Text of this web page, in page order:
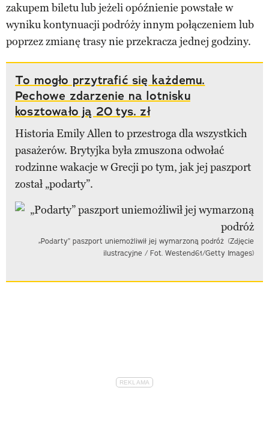
zakupem biletu lub jeżeli opóźnienie powstałe w
wyniku kontynuacji podróży innym połączeniem lub
poprzez zmianę trasy nie przekracza jednej godziny.
To mogło przytrafić się każdemu.
Pechowe zdarzenie na lotnisku
kosztowało ją 20 tys. zł
Historia Emily Allen to przestroga dla wszystkich
pasażerów. Brytyjka była zmuszona odwołać
rodzinne wakacje w Grecji po tym, jak jej paszport
został „podarty”.
„Podarty” paszport uniemożliwił jej wymarzoną podróż (Zdjęcie
ilustracyjne / Fot. Westend61/Getty Images)